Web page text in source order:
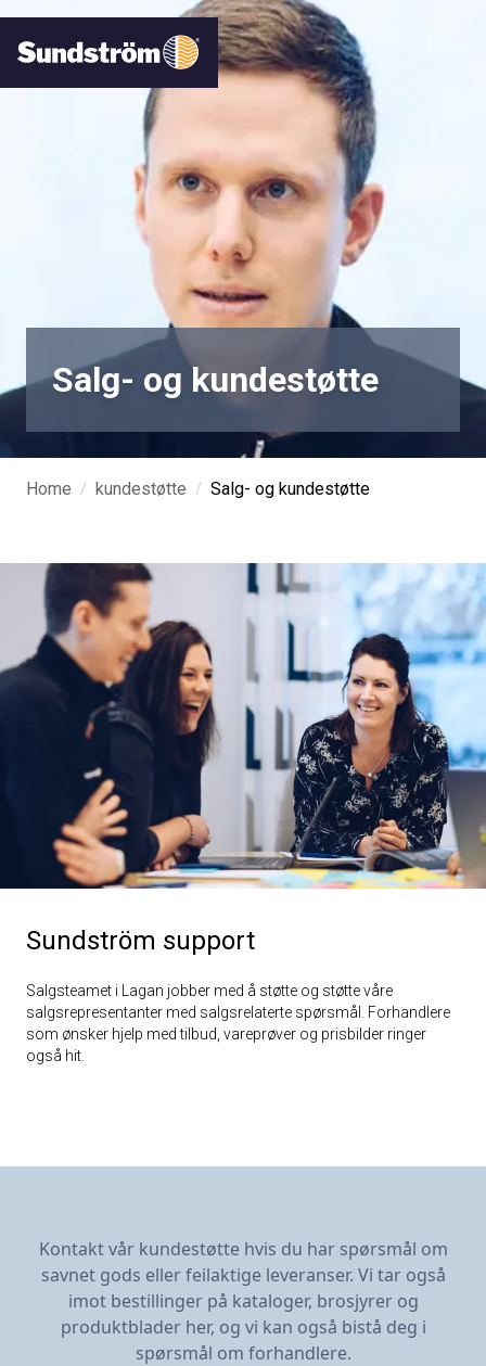
Salg- og kundestøtte
Home / kundestøtte / Salg- og kundestøtte
Sundström support
Salgsteamet i Lagan jobber med å støtte og støtte våre
salgsrepresentanter med salgsrelaterte spørsmål. Forhandlere
som ønsker hjelp med tilbud, vareprøver og prisbilder ringer
også hit.
Kontakt vår kundestøtte hvis du har spørsmål om
savnet gods eller feilaktige leveranser. Vi tar også
imot bestillinger på kataloger, brosjyrer og
produktblader her, og vi kan også bistå deg i
spørsmål om forhandlere.